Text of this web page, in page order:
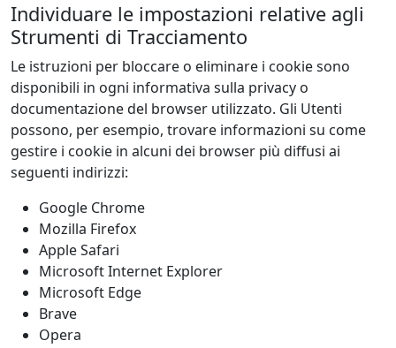
Individuare le impostazioni relative agli
Strumenti di Tracciamento
Le istruzioni per bloccare o eliminare i cookie sono
disponibili in ogni informativa sulla privacy o
documentazione del browser utilizzato. Gli Utenti
possono, per esempio, trovare informazioni su come
gestire i cookie in alcuni dei browser più diffusi ai
seguenti indirizzi:
Google Chrome
Mozilla Firefox
Apple Safari
Microsoft Internet Explorer
Microsoft Edge
Brave
Opera